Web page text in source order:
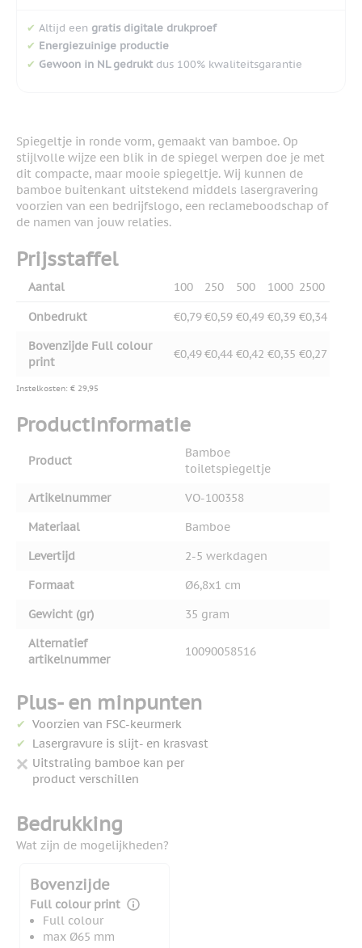
✔ Altijd een gratis digitale drukproef
✔ Energiezuinige productie
✔ Gewoon in NL gedruktdus 100% kwaliteitsgarantie
Spiegeltje in ronde vorm, gemaakt van bamboe. Op
stijlvolle wijze een blik in de spiegel werpen doe je met
dit compacte, maar mooie spiegeltje. Wij kunnen de
bamboe buitenkant uitstekend middels lasergravering
voorzien van een bedrijfslogo, een reclameboodschap of
de namen van jouw relaties.
Prijsstaffel
Aantal 100 250 500 1000 2500
Onbedrukt €0,79€0,59 €0,49 €0,39 €0,34
Bovenzijde Full colour
print
€0,49€0,44 €0,42 €0,35 €0,27
Instelkosten: € 29,95
Productinformatie
Product
Bamboe
toiletspiegeltje
Artikelnummer
VO-100358
Materiaal
Bamboe
Levertijd
2-5 werkdagen
Formaat
Ø6,8x1 cm
Gewicht (gr)
35 gram
Alternatief
artikelnummer
10090058516
Plus- en minpunten
Voorzien van FSC-keurmerk
Lasergravure is slijt- en krasvast
Uitstraling bamboe kan per
product verschillen
Bedrukking
Wat zijn de mogelijkheden?
Bovenzijde
Full colour print
Full colour
max Ø65 mm